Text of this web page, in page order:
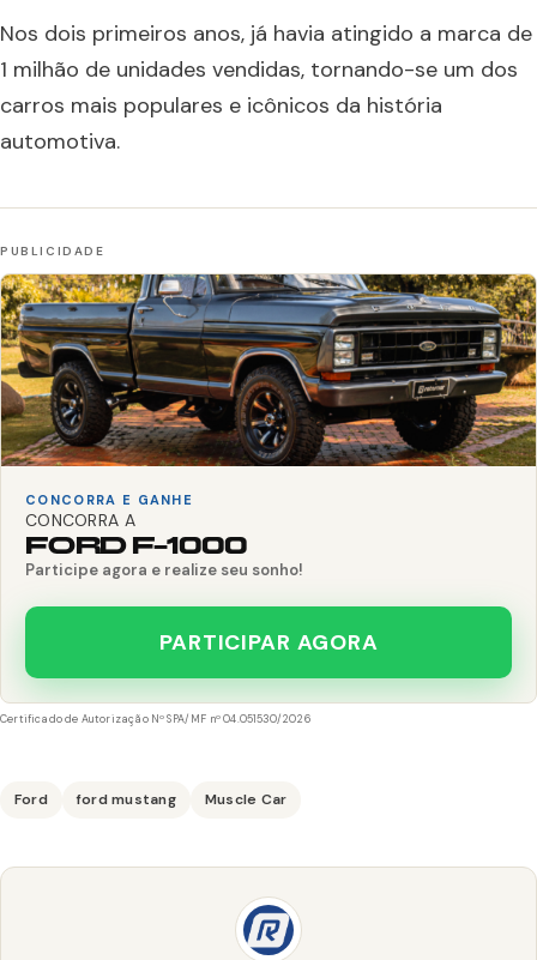
Nos dois primeiros anos, já havia atingido a marca de
1 milhão de unidades vendidas, tornando-se um dos
carros mais populares e icônicos da história
automotiva.
CONCORRA E GANHE
CONCORRA A
FORD F-1000
Participe agora e realize seu sonho!
PARTICIPAR AGORA
Certificado de Autorização Nº SPA/MF nº 04.051530/2026
Ford ford mustang Muscle Car